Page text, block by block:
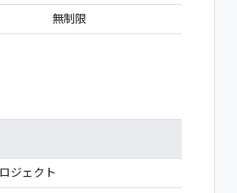
無制限
ジェクト